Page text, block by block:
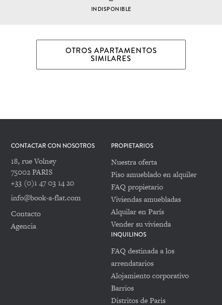
INDISPONIBLE
OTROS APARTAMENTOS
SIMILARES
CONTACTAR CON NOSOTROS
18, rue Volney
75002 PARIS
+33 (0)1 47 03 14 20
info@book-a-flat.com
Contacto
Agencia
PROPIETARIOS
Nuestra oferta
Piso amueblado en alquiler
FAQ propietario
Viviendas amuebladas
Alquilar en París
Vender su vivienda
INQUILINOS
FAQ destinada a los
arrendatarios
Alojamiento corporativo
Barrios
Distritos de Paris